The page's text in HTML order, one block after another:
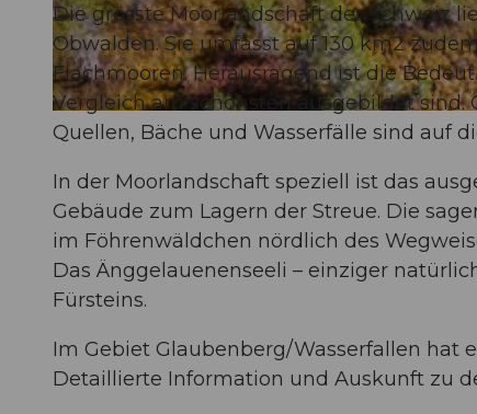
Die grösste Moorlandschaft der Schweiz
Obwalden. Sie umfasst auf 130 km2
Flachmooren. Herausragend ist die
Vergleich am schönsten ausgebildet sind.
Quellen, Bäche und Wasserfälle sind auf
In der Moorlandschaft speziell ist das
Gebäude zum Lagern der Streue. Die
im Föhrenwäldchen nördlich des
Das Änggelauenenseeli – einziger
Fürsteins.
Im Gebiet Glaubenberg/Wasserfallen hat
Detaillierte Information und Auskunft zu